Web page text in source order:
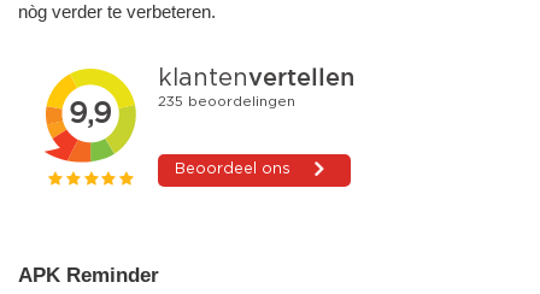
nòg verder te verbeteren.
APK Reminder